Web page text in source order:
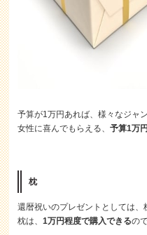
予算が1万円あれば、様々なジャ
女性に喜んでもらえる、予算1万
枕
還暦祝いのプレゼントとしては、
枕は、1万円程度で購入できるの